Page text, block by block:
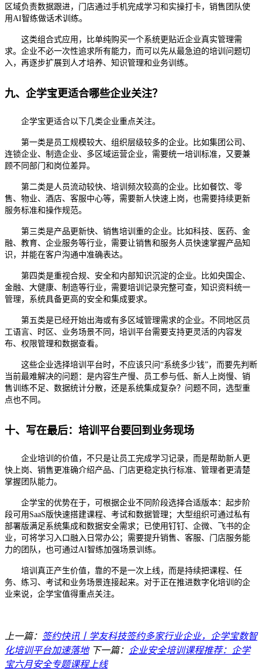
区域负责数据跟进，门店通过手机完成学习和实操打卡，销售团队使
用 AI智练做话术训练。
这类组合式应用，比单纯购买一个系统更贴近企业真实管理需
求。企业不必一次性追求所有能力，而可以先从最急迫的培训问题切
入，再逐步扩展到人才培养、知识管理和业务训练。
九、企学宝更适合哪些企业关注？
企学宝更适合以下几类企业重点关注。
第一类是员工规模较大、组织层级较多的企业。比如集团公司、
连锁企业、制造企业、多区域运营企业，需要统一培训标准，又要兼
顾不同部门和岗位差异。
第二类是人员流动较快、培训频次较高的企业。比如餐饮、零
售、物业、酒店、客服中心等，需要新人快速上岗，也需要持续更新
服务标准和操作规范。
第三类是产品更新快、销售培训重的企业。比如科技、医药、金
融、教育、企业服务等行业，需要让销售和服务人员快速掌握产品知
识，并能在客户沟通中准确表达。
第四类是重视合规、安全和内部知识沉淀的企业。比如央国企、
金融、大健康、制造等行业，需要培训记录完整可查，知识资料统一
管理，系统具备更高的安全和集成要求。
第五类是已经开始出海或有多区域管理需求的企业。不同地区员
工语言、时区、业务场景不同，培训平台需要支持更灵活的内容发
布、权限管理和数据查看。
这些企业选择培训平台时，不应该只问“系统多少钱”，而要先判断
当前最难解决的问题：是内容生产慢、员工参与低、新人上岗慢、销
售训练不足、数据统计分散，还是系统集成复杂？问题不同，选型重
点也不同。
十、写在最后：培训平台要回到业务现场
企业培训的价值，不只是让员工完成学习记录，而是帮助新人更
快上岗、销售更准确介绍产品、门店更稳定执行标准、管理者更清楚
掌握团队能力。
企学宝的优势在于，可根据企业不同阶段选择合适版本：起步阶
段可用 SaaS版快速搭建课程、考试和数据管理；大型组织可通过私有
部署版满足系统集成和数据安全需求；已使用钉钉、企微、飞书的企
业，可将学习入口融入日常办公；需要提升销售、客服、门店服务能
力的团队，也可通过AI智练加强场景训练。
培训真正产生价值，靠的不是一次上线，而是持续把课程、任
务、练习、考试和业务场景连接起来。对于正在推进数字化培训的企
业来说，企学宝值得重点关注。
上一篇： 签约快讯丨学友科技签约多家行业企业，企学宝数智
化培训平台加速落地 下一篇： 企业安全培训课程推荐：企学
宝六月安全专题课程上线